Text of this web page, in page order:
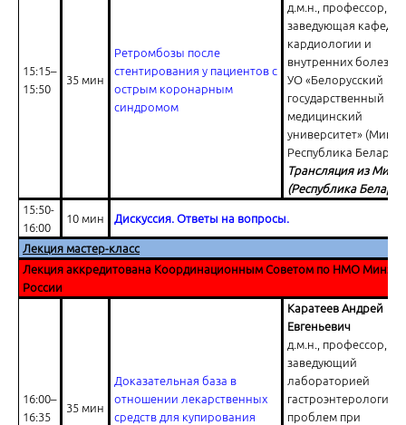
15:15–
15:50
35 мин
Ретромбозы после
стентирования у пациентов с
острым коронарным
синдромом
д.м.н., профессор,
заведующая
кардиологии и
внутренних
УО «Белорусский
государственный
медицинский
университет»
Республика
Трансляция из
(Республика
15:50-
16:00
10 мин Дискуссия. Ответы на вопросы.
Лекция мастер-класс
Лекция аккредитована Координационным Советом по НМО
России
16:00–
16:35
35 мин
Доказательная база в
отношении лекарственных
средств для купирования
Каратеев Андрей
Евгеньевич
д.м.н., профессор,
заведующий
лабораторией
проблем при